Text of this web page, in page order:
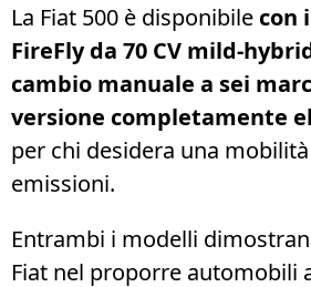
La Fiat 500 è disponibile con
FireFly da 70 CV mild-
cambio manuale a sei
versione completamente
per chi desidera una
emissioni.
Entrambi i modelli
Fiat nel proporre automobili